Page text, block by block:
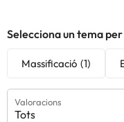
Selecciona un tema
Massificació (1)
Valoracions
Tots